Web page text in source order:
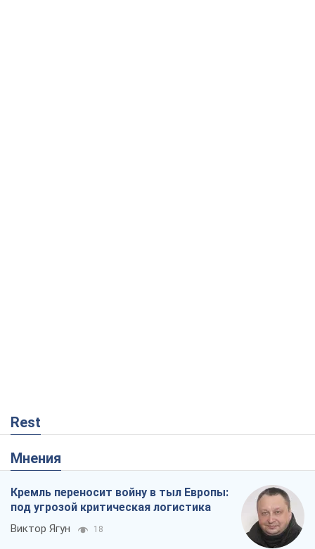
Rest
Мнения
Кремль переносит войну в тыл Европы:
под угрозой критическая логистика
Виктор Ягун 18